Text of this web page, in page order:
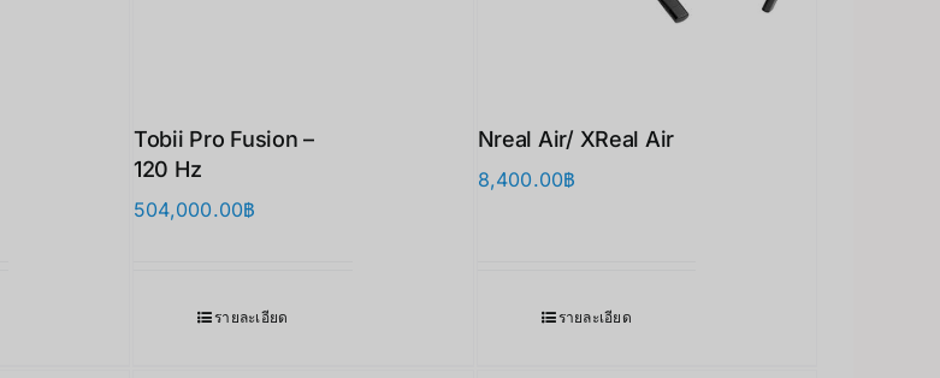
Tobii Pro Fusion –
120 Hz
504,000.00฿
รายละเอียด
Nreal Air/ XReal Air
8,400.00฿
รายละเอียด